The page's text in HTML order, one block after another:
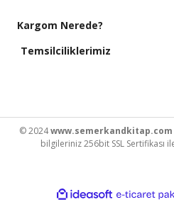
Kargom Nerede?
Temsilciliklerimiz
© 2024www.semerkandkitap.com
bilgileriniz 256bit SSL Sertifikası
ideasoft